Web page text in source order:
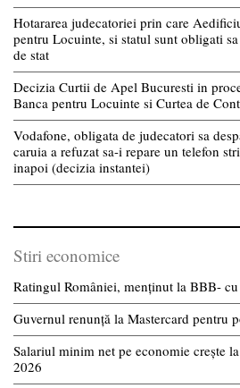
Hotararea judecatoriei prin care
pentru Locuinte, si statul sunt obligati
de stat
Decizia Curtii de Apel Bucuresti in
Banca pentru Locuinte si Curtea de
Vodafone, obligata de judecatori sa
caruia a refuzat sa-i repare un telefon
inapoi (decizia instantei)
Stiri economice
Ratingul României, menținut la BBB-
Guvernul renunță la Mastercard pentru
Salariul minim net pe economie crește
2026